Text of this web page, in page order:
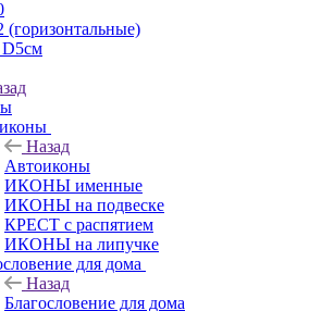
(горизонтальные)
Назад
Автоиконы
ИКОНЫ именные
ИКОНЫ на подвеске
КРЕСТ с распятием
ИКОНЫ на липучке
для дома
Назад
Благословение для дома